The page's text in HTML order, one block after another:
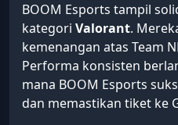
BOOM Esports tampil
kategori Valorant.
kemenangan atas Team
Performa konsisten
mana BOOM Esports
dan memastikan tiket ke